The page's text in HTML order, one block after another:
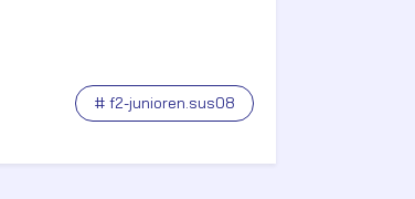
# f2-junioren.sus08